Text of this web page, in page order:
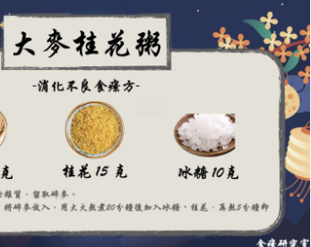
小火燉煮，再加些許鹽調味即可。
神疲乏力、精神委靡、健忘、失眠。
website